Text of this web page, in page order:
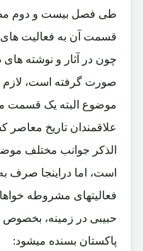
طی فصل بیست و دوم
قسمت آن به فعالیت های
چون در آثار و نوشته
صورت گرفته است،
موضوع البته یک قسمت
علاقمندان تاریخ معاصر
الذکر جوانب مختلف
است، اما دراینجا صرف
فعالیتهای مشروطه
پاکستان بسنده میشود: